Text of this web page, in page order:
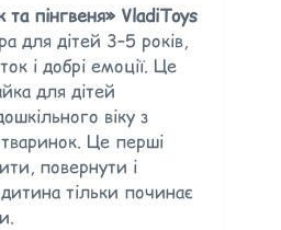
пінгвеня» VladiToys
для дітей 3–5 років,
і добрі емоції. Це
для дітей
віку з
Це перші
повернути і
тільки починає